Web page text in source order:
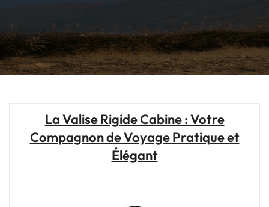
La Valise Rigide Cabine : Votre
Compagnon de Voyage Pratique et
Élégant